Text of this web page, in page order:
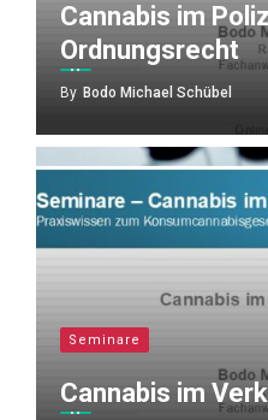
Cannabis im
Ordnungsrecht
By Bodo Michael Schübel
Seminare
Cannabis im